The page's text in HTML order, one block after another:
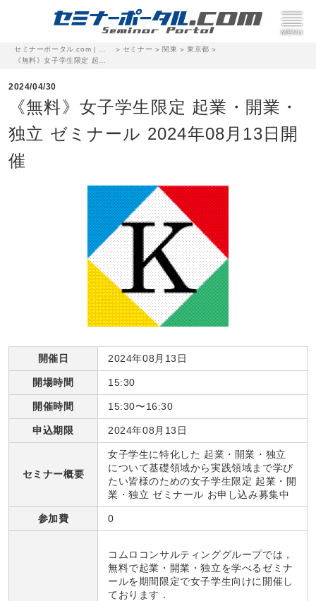
> セミナー > 関東 >東京都 >
2024/04/30
《無料》女子学生限定 起業・開業・
独立 ゼミナール 2024年08月13日開
催
開催日 2024年08月13日
開場時間 15:30
開催時間 15:30〜16:30
申込期限 2024年08月13日
セミナー概要
女子学生に特化した 起業・開業・独立
について基礎領域から実践領域まで学び
たい皆様のための女子学生限定 起業・開
業・独立 ゼミナール お申し込み募集中
参加費 0
コムロコンサルティンググループでは，
無料で起業・開業・独立を学べるゼミナ
ールを期間限定で女子学生向けに開催し
ております．